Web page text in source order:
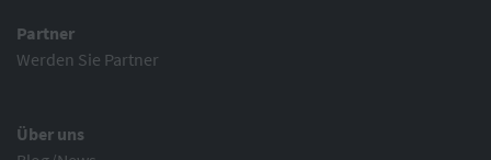
Partner
Werden Sie Partner
Über uns